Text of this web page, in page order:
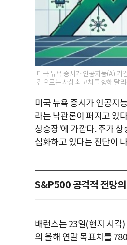
미국 뉴욕 증시가 인공지능(AI) 기
겉으로는 사상 최고치를 향해 달
미국 뉴욕 증시가 인공지
라는 낙관론이 퍼지고 있
상승장'에 가깝다. 주가 상
심화하고 있다는 진단이
S&P500 공격적 전망의
배런스는 23일(현지 시각
의 올해 연말 목표치를